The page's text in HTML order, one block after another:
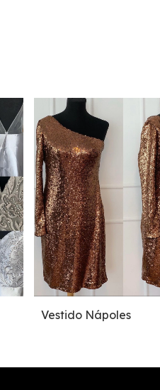
Vestido Nápoles